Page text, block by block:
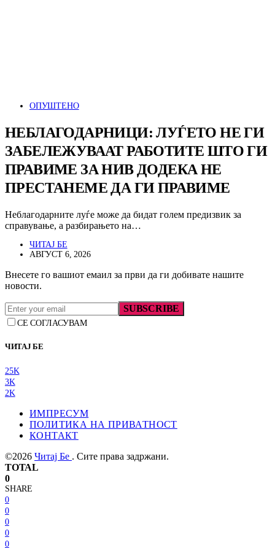
ОПУШТЕНО
НЕБЛАГОДАРНИЦИ: ЛУЃЕТО НЕ ГИ
ЗАБЕЛЕЖУВААТ РАБОТИТЕ ШТО ГИ
ПРАВИМЕ ЗА НИВ ДОДЕКА НЕ
ПРЕСТАНЕМЕ ДА ГИ ПРАВИМЕ
Неблагодарните луѓе може да бидат голем предизвик за
справување, а разбирањето на…
ЧИТАЈ БЕ
АВГУСТ 6, 2026
Внесете го вашиот емаил за први да ги добивате нашите
новости.
SUBSCRIBE
СЕ СОГЛАСУВАМ
ЧИТАЈ БЕ
25K
3K
2K
ИМПРЕСУМ
ПОЛИТИКА НА ПРИВАТНОСТ
КОНТАКТ
©2026 Читај Бе . Сите права задржани.
TOTAL
0
SHARE
0
0
0
0
0